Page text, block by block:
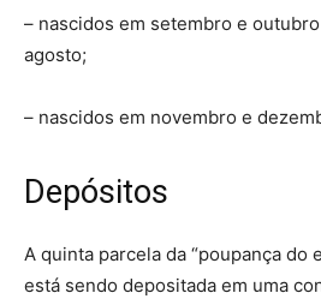
– nascidos em setembro e
agosto;
– nascidos em novembro e
Depósitos
A quinta parcela da “poupança do
está sendo depositada em uma